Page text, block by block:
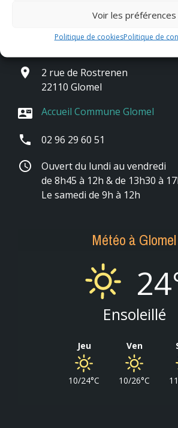
Voir les préférences
Politique de cookiesPolitique de
Contact & horaires
place
2 rue de Rostrenen
22110 Glomel
contact_mail Accueil Commune Glomel
phone 02 96 29 60 51
schedule
Ouvert du lundi au vendredi
de 8h45 à 12h & de 13h30 à
Le samedi de 9h à 12h
Météo à Glomel
Ensoleillé
Jeu
10/24°C
Ven
10/26°C